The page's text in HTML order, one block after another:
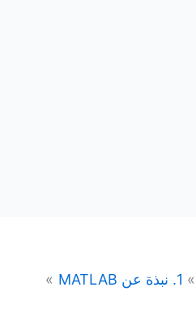
1. نبذة عن MATLAB